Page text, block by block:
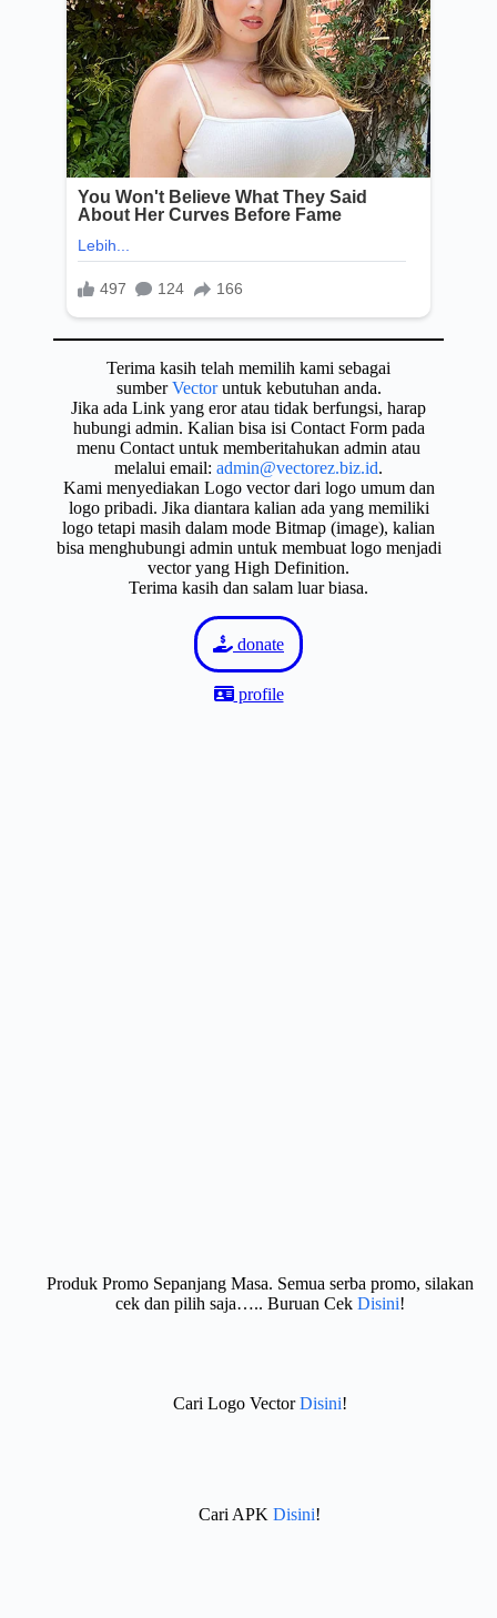
Terima kasih telah memilih kami sebagai
sumberVectoruntuk kebutuhan anda.
Jika ada Link yang eror atau tidak berfungsi, harap
hubungi admin. Kalian bisa isi Contact Form pada
menu Contact untuk memberitahukan admin atau
melalui email: admin@vectorez.biz.id.
Kami menyediakan Logo vector dari logo umum dan
logo pribadi. Jika diantara kalian ada yang memiliki
logo tetapi masih dalam mode Bitmap (image), kalian
bisa menghubungi admin untuk membuat logo menjadi
vector yang High Definition.
Terima kasih dan salam luar biasa.
donate
profile
Produk Promo Sepanjang Masa. Semua serba promo, silakan
cek dan pilih saja….. Buruan Cek Disini!
Cari Logo VectorDisini!
Cari APK Disini!